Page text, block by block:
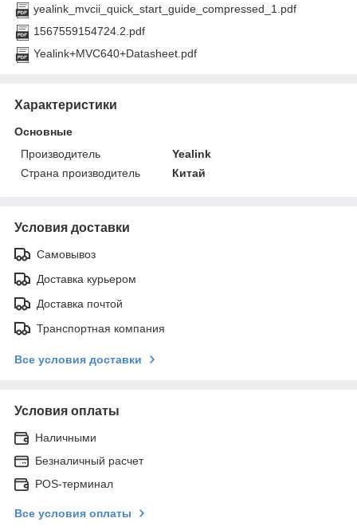
yealink_mvcii_quick_start_guide_compressed_1.pdf
1567559154724.2.pdf
Yealink+MVC640+Datasheet.pdf
Характеристики
Основные
Производитель
Yealink
Страна производитель
Китай
Условия доставки
Самовывоз
Доставка курьером
Доставка почтой
Транспортная компания
Все условия доставки
Условия оплаты
Наличными
Безналичный расчет
POS-терминал
Все условия оплаты